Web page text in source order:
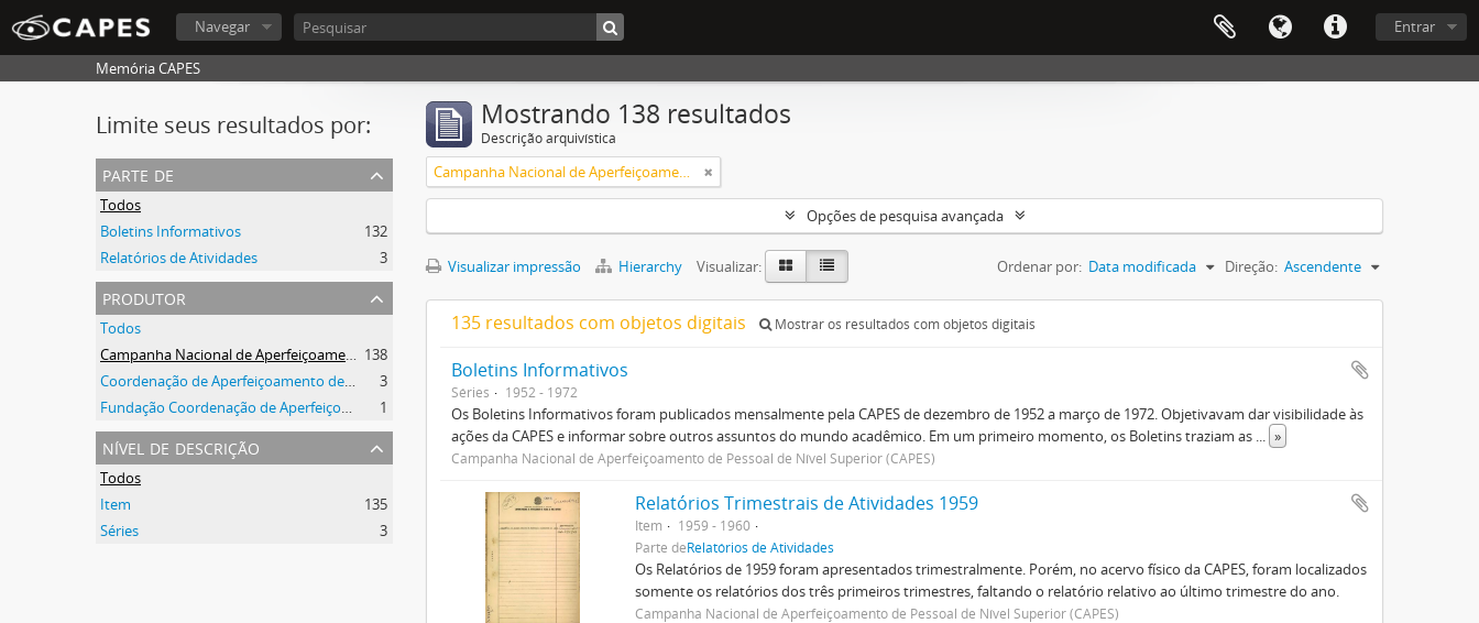
Entrar
Navegar
Memória CAPES
Limite seus resultados por:
parte de
Todos
Boletins Informativos
132
Relatórios de Atividades
3
produtor
Todos
Campanha Nacional de Aperfeiçoamento de Pessoal de Nível Superior (CAPES) 138
Coordenação de Aperfeiçoamento de Pessoal de Nível Superior (CAPES)
3
Fundação Coordenação de Aperfeiçoamento de Pessoal de Nível Superior (CAPES)
1
nível de descrição
Todos
Item
135
Séries
3
Mostrando 138 resultados
Descrição arquivística
Campanha Nacional de Aperfeiçoamento de Pessoal de Nível Superior (CAPES)
Opções de pesquisa avançada
Visualizar impressão Hierarchy Visualizar: Ordenar por: Data modificada Direção: Ascendente
135 resultados com objetos digitais Mostrar os resultados com objetos digitais
Boletins Informativos
Séries 1952 - 1972
Os Boletins Informativos foram publicados mensalmente pela CAPES de dezembro de 1952 a março de 1972. Objetivavam dar visibilidade às
ações da CAPES e informar sobre outros assuntos do mundo acadêmico. Em um primeiro momento, os Boletins traziam as ... »
Campanha Nacional de Aperfeiçoamento de Pessoal de Nível Superior (CAPES)
Relatórios Trimestrais de Atividades 1959
Item
1959 - 1960
Parte deRelatórios de Atividades
Os Relatórios de 1959 foram apresentados trimestralmente. Porém, no acervo físico da CAPES, foram localizados
somente os relatórios dos três primeiros trimestres, faltando o relatório relativo ao último trimestre do ano.
Campanha Nacional de Aperfeiçoamento de Pessoal de Nível Superior (CAPES)